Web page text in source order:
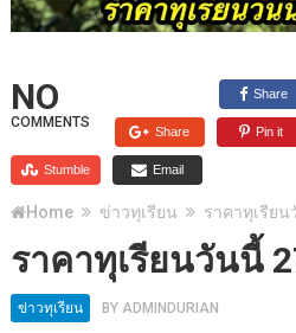
NO
COMMENTS
Share
Share Pin it
Stumble Email
Home ข่าวทุเรียน ราคาทุเรียน
ราคาทุเรียนวันนี้
ข่าวทุเรียน BY ADMINDURIAN